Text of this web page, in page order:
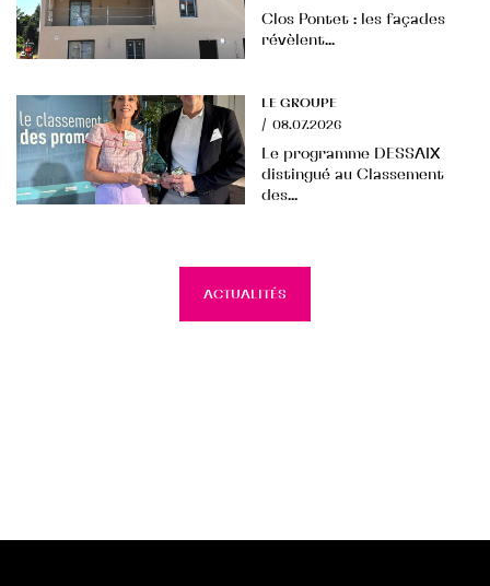
Clos Pontet : les façades
révèlent...
LE GROUPE
/ 08.07.2026
Le programme DESSAIX
distingué au Classement
des...
ACTUALITÉS